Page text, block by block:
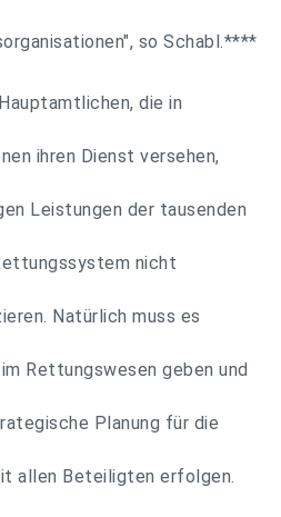
so Schabl.****
die in
ihren Dienst versehen,
Leistungen der tausenden
nicht
Natürlich muss es
Rettungswesen geben und
Planung für die
allen Beteiligten erfolgen.